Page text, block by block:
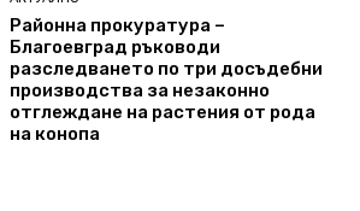
Районна прокуратура –
Благоевград ръководи
разследването по три досъдебни
производства за незаконно
отглеждане на растения от рода
на конопа